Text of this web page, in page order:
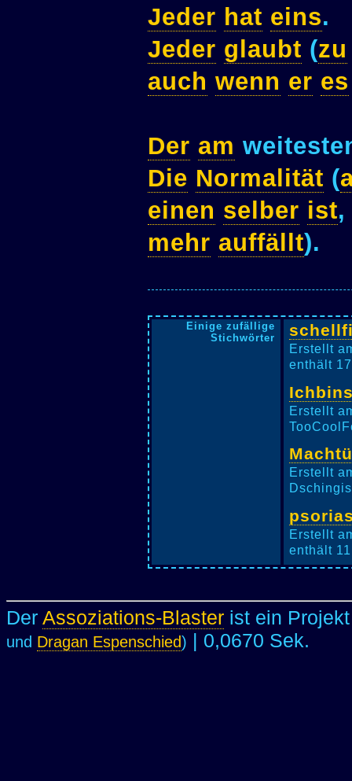
Jeder hat eins.
Jeder glaubt (zu
auch wenn er es
Der am
Die Normalität (
einen selber ist
mehr auffällt).
Einige zufällige
Stichwörter
Erstellt
enthält
Erstellt
Erstellt
Erstellt
enthält
Der Assoziations-Blaster ist ein
und Dragan Espenschied) | 0,0670 Sek.